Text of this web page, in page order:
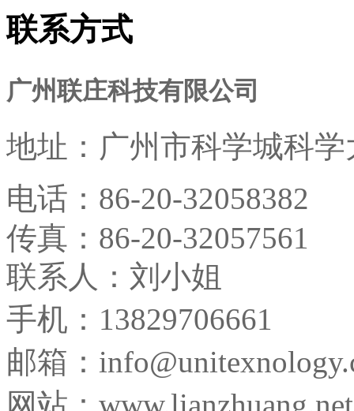
联系方式
广州联庄科技有限公司
地址： 广州市科学城科
电话： 86-20-32058382
传真： 86-20-32057561
联系人：刘小姐
手机：13829706661
邮箱：
网站：www.lianzhuang.net